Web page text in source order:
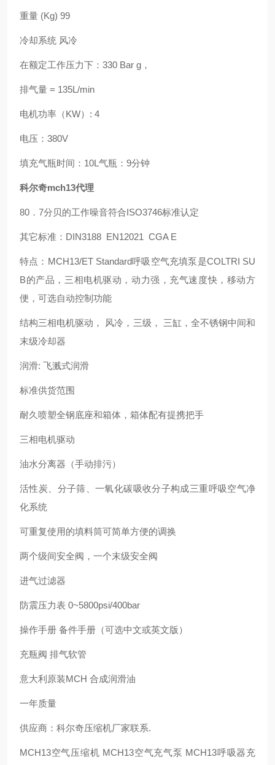
重量 (Kg) 99
冷却系统 风冷
在额定工作压力下：330 Bar g，
排气量 = 135L/min
电机功率（KW）: 4
电压：380V
填充气瓶时间：10L气瓶：9分钟
科尔奇mch13代理
80．7分贝的工作噪音符合ISO3746标准认定
其它标准：DIN3188 EN12021 CGA E
特点：MCH13/ET Standard呼吸空气充填泵是COLTRI SU
B的产品，三相电机驱动，动力强，充气速度快，移动方
便，可选自动控制功能
结构三相电机驱动， 风冷，三级， 三缸，全不锈钢中间和
末级冷却器
润滑: 飞溅式润滑
标准供货范围
耐久喷塑全钢底座和箱体，箱体配有提携把手
三相电机驱动
油水分离器（手动排污）
活性炭、分子筛、一氧化碳吸收分子构成三重呼吸空气净
化系统
可重复使用的填料筒可简单方便的调换
两个级间安全阀，一个末级安全阀
进气过滤器
防震压力表 0~5800psi/400bar
操作手册 备件手册（可选中文或英文版）
充瓶阀 排气软管
意大利原装MCH 合成润滑油
一年质量
供应商：科尔奇压缩机厂家联系.
MCH13空气压缩机 MCH13空气充气泵 MCH13呼吸器充